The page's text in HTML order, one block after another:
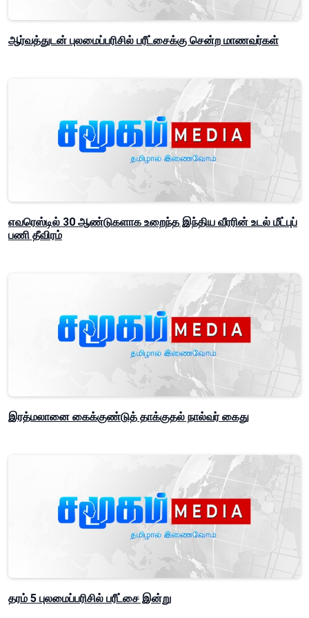
ஆர்வத்துடன் புலமைப்பரிசில் பரீட்சைக்கு சென்ற மாணவர்கள்
எவரெஸ்டில் 30 ஆண்டுகளாக உறைந்த இந்திய வீரரின் உடல் மீட்புப்
பணி தீவிரம்
இரத்மலானை கைக்குண்டுத் தாக்குதல் நால்வர் கைது
தரம் 5 புலமைப்பரிசில் பரீட்சை இன்று